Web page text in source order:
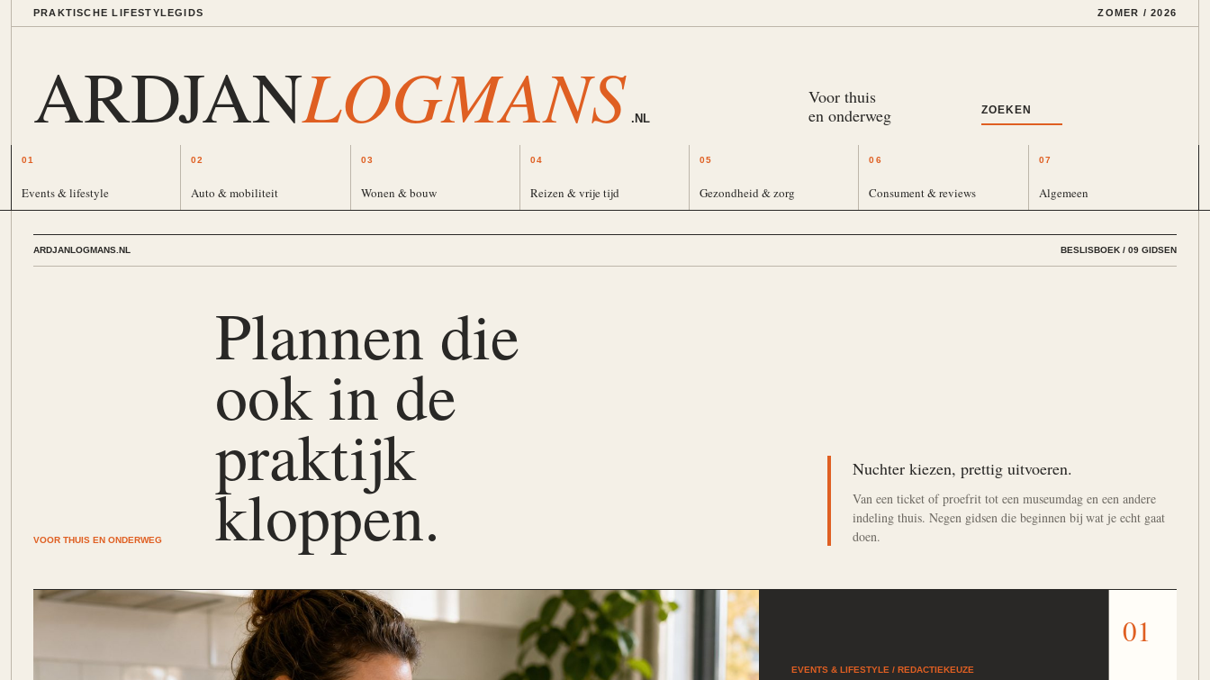
PRAKTISCHE LIFESTYLEGIDS ZOMER / 2026
ARDJANLOGMANS .NL
Voor thuis
en onderweg
ZOEKEN
01
Events & lifestyle
02
Auto & mobiliteit
03
Wonen & bouw
04
Reizen & vrije tijd
05
Gezondheid & zorg
06
Consument & reviews
07
Algemeen
ARDJANLOGMANS.NL BESLISBOEK / 09 GIDSEN
VOOR THUIS EN ONDERWEG
Plannen die
ook in de
praktijk
kloppen.
Nuchter kiezen, prettig uitvoeren.
Van een ticket of proefrit tot een museumdag en een andere
indeling thuis. Negen gidsen die beginnen bij wat je echt gaat
doen.
EVENTS & LIFESTYLE / REDACTIEKEUZE
01